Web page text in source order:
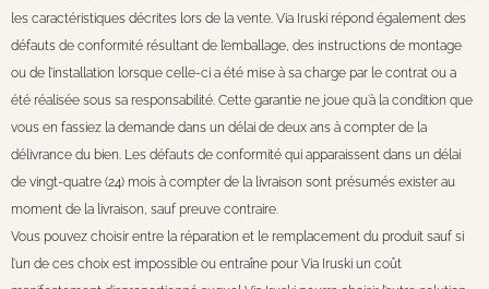
les caractéristiques décrites lors de la vente. Via Iruski répond également des
défauts de conformité résultant de l’emballage, des instructions de montage
ou de l’installation lorsque celle-ci a été mise à sa charge par le contrat ou a
été réalisée sous sa responsabilité. Cette garantie ne joue qu’à la condition que
vous en fassiez la demande dans un délai de deux ans à compter de la
délivrance du bien. Les défauts de conformité qui apparaissent dans un délai
de vingt-quatre (24) mois à compter de la livraison sont présumés exister au
moment de la livraison, sauf preuve contraire.
Vous pouvez choisir entre la réparation et le remplacement du produit sauf si
l’un de ces choix est impossible ou entraîne pour Via Iruski un coût